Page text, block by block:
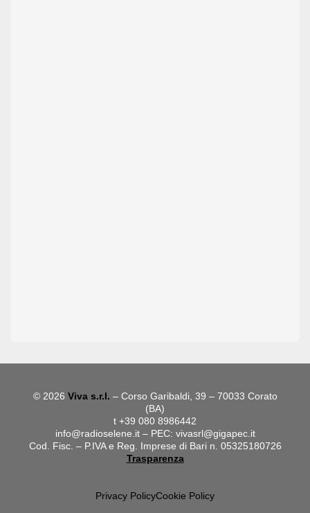
© 2026 Viva s.r.l. – Corso Garibaldi, 39 – 70033 Corato
(BA)
t +39 080 8986442
info@radioselene.it– PEC: vivasrl@gigapec.it
Cod. Fisc. – P.IVA e Reg. Imprese di Bari n. 05325180726
Trasparenza
Privacy PolicyCookie Policy